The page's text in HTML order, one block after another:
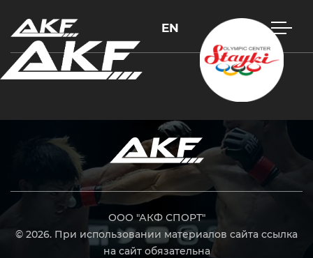
EN
ООО "АКФ СПОРТ"
© 2026. При использовании материалов сайта ссылка
на сайт обязательна
Нажмите Enter для поиска или Esc, чтобы закрыть